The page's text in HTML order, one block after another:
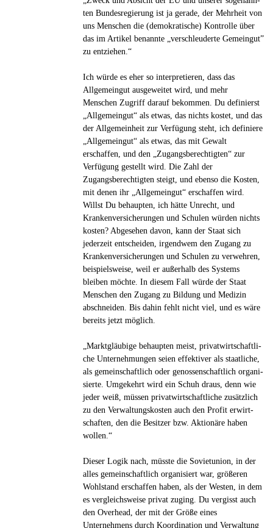
ten Bun­des­re­gie­rung ist ja gerade, der Mehr­heit von
uns Men­schen die (demo­kra­ti­sche) Kon­trolle über
das im Artikel benannte „ver­schleu­derte Gemein­gut”
zu ent­zie­hen.“
Ich würde es eher so interpretieren, dass das
Allgemeingut ausgeweitet wird, und mehr
Menschen Zugriff darauf bekommen. Du definierst
„Allgemeingut“ als etwas, das nichts kostet, und das
der Allgemeinheit zur Verfügung steht, ich definiere
„Allgemeingut“ als etwas, das mit Gewalt
erschaffen, und den „Zugangsberechtigten“ zur
Verfügung gestellt wird. Die Zahl der
Zugangsberechtigten steigt, und ebenso die Kosten,
mit denen ihr „Allgemeingut“ erschaffen wird.
Willst Du behaupten, ich hätte Unrecht, und
Krankenversicherungen und Schulen würden nichts
kosten? Abgesehen davon, kann der Staat sich
jederzeit entscheiden, irgendwem den Zugang zu
Krankenversicherungen und Schulen zu verwehren,
beispielsweise, weil er außerhalb des Systems
bleiben möchte. In diesem Fall würde der Staat
Menschen den Zugang zu Bildung und Medizin
abschneiden. Bis dahin fehlt nicht viel, und es wäre
bereits jetzt möglich.
„Markt­gläu­bige behaup­ten meist, pri­vat­wirt­schaft­li­
che Unter­neh­mun­gen seien effek­ti­ver als staat­li­che,
als gemein­schaft­lich oder genos­sen­schaft­lich orga­ni­
sierte. Umge­kehrt wird ein Schuh draus, denn wie
jeder weiß, müssen pri­vat­wirt­schaft­li­che zusätz­lich
zu den Ver­wal­tungs­kos­ten auch den Profit erwirt­
schaf­ten, den die Besit­zer bzw. Aktio­näre haben
wollen.“
Dieser Logik nach, müsste die Sovietunion, in der
alles gemeinschaftlich organisiert war, größeren
Wohlstand erschaffen haben, als der Westen, in dem
es vergleichsweise privat zuging. Du vergisst auch
den Overhead, der mit der Größe eines
Unternehmens durch Koordination und Verwaltung